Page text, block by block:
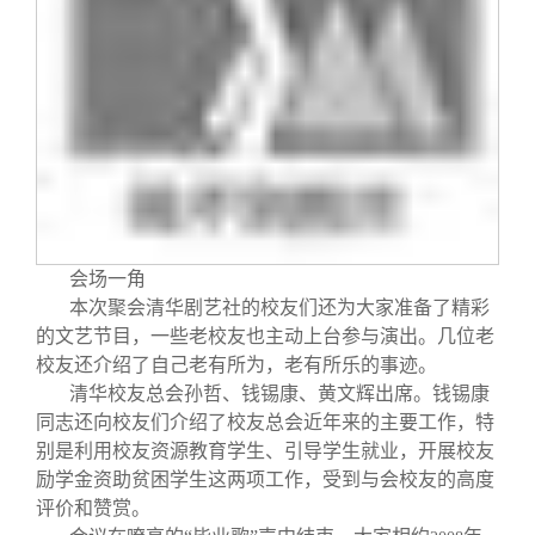
会场一角
本次聚会清华剧艺社的校友们还为大家准备了精彩
的文艺节目，一些老校友也主动上台参与演出。几位老
校友还介绍了自己老有所为，老有所乐的事迹。
清华校友总会孙哲、钱锡康、黄文辉出席。钱锡康
同志还向校友们介绍了校友总会近年来的主要工作，特
别是利用校友资源教育学生、引导学生就业，开展校友
励学金资助贫困学生这两项工作，受到与会校友的高度
评价和赞赏。